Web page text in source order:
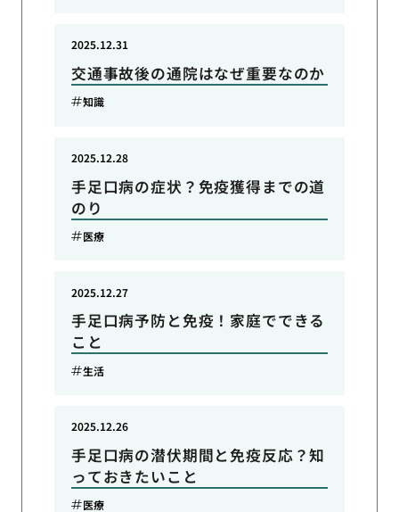
交通事故後の通院はなぜ重要なのか
2025.12.31
知識
手足口病の症状？免疫獲得までの道
のり
2025.12.28
医療
手足口病予防と免疫！家庭でできる
こと
2025.12.27
生活
手足口病の潜伏期間と免疫反応？知
っておきたいこと
2025.12.26
医療